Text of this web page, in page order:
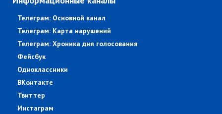
Телеграм: Основной канал
Телеграм: Карта нарушений
Телеграм: Хроника дня голосования
Фейсбук
Одноклассники
ВКонтакте
Твиттер
Инстаграм